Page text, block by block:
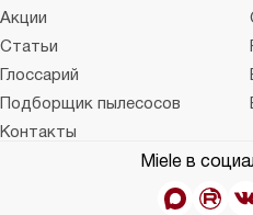
Акции
Статьи
Глоссарий
Подборщик пылесосов
Контакты
Miele в